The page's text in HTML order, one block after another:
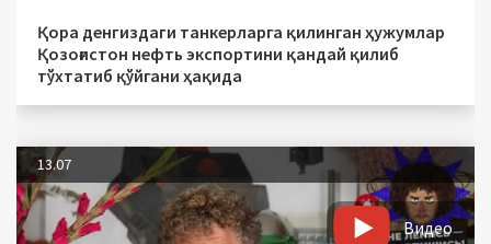
Қора денгиздаги танкерларга қилинган ҳужумлар
Қозоғистон нефть экспортини қандай қилиб
тўхтатиб қўйгани ҳақида
13.07
Видео